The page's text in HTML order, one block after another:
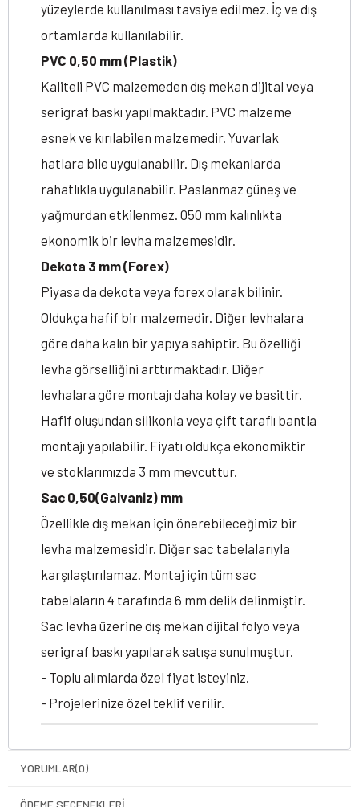
yüzeylerde kullanılması tavsiye edilmez. İç ve dış
ortamlarda kullanılabilir.
PVC 0,50 mm (Plastik)
Kaliteli PVC malzemeden dış mekan dijital veya
serigraf baskı yapılmaktadır. PVC malzeme
esnek ve kırılabilen malzemedir. Yuvarlak
hatlara bile uygulanabilir. Dış mekanlarda
rahatlıkla uygulanabilir. Paslanmaz güneş ve
yağmurdan etkilenmez. 050 mm kalınlıkta
ekonomik bir levha malzemesidir.
Dekota 3 mm (Forex)
Piyasa da dekota veya forex olarak bilinir.
Oldukça hafif bir malzemedir. Diğer levhalara
göre daha kalın bir yapıya sahiptir. Bu özelliği
levha görselliğini arttırmaktadır. Diğer
levhalara göre montajı daha kolay ve basittir.
Hafif oluşundan silikonla veya çift taraflı bantla
montajı yapılabilir. Fiyatı oldukça ekonomiktir
ve stoklarımızda 3 mm mevcuttur.
Sac 0,50(Galvaniz) mm
Özellikle dış mekan için önerebileceğimiz bir
levha malzemesidir. Diğer sac tabelalarıyla
karşılaştırılamaz. Montaj için tüm sac
tabelaların 4 tarafında 6 mm delik delinmiştir.
Sac levha üzerine dış mekan dijital folyo veya
serigraf baskı yapılarak satışa sunulmuştur.
- Toplu alımlarda özel fiyat isteyiniz.
- Projelerinize özel teklif verilir.
YORUMLAR(0)
ÖDEME SEÇENEKLERI